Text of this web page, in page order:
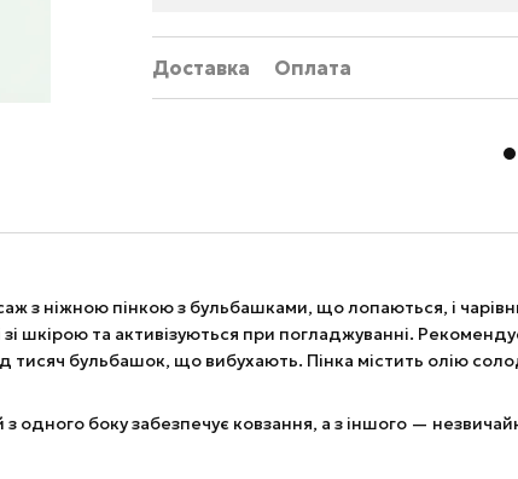
Доставка Оплата
з ніжною пінкою з бульбашками, що лопаються, і
шкірою та активізуються при погладжуванні.
бульбашок, що вибухають. Пінка містить олію
боку забезпечує ковзання, а з іншого —